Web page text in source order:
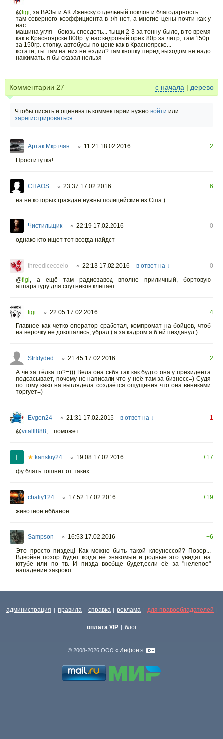
@figi, за ВАЗы и АК Ижевску отдельный поклон и благодарность.
там северного коэффициента в з/п нет, а многие цены почти как у
нас.
машина угля - боюзь спесдеть... тыщи 2-3 за тонну было, в то время
как в Красноярске 800р. у нас кедровый орех 80р за литр, там 150р.
за 150гр. стопку. автобусы по цене как в Красноярске...
кстати, ты там на них не ездил? там кнопку перед выходом не надо
нажимать. я бы сказал нельзя
Комментарии 27 с начала | дерево
Чтобы писать и оценивать комментарии нужно войти или
зарегистрироваться
Артак Мкртчян ○ 11:21 18.02.2016
+2
Проститутка!
CHAOS ○ 23:37 17.02.2016
+6
на не которых граждан нужны полицейские из Сша )
Чистильщик ○ 22:19 17.02.2016
0
однако кто ищет тот всегда найдет
threediceceelo ○ 22:13 17.02.2016 в ответ на ↓
0
@figi, а ещё там радиозавод вполне приличный, бортовую
аппаратуру для спутников клепает
figi ○ 22:05 17.02.2016
+4
Главное как четко оператор сработал, компромат на бойцов, чтоб
на верочку не докопались, убрал ) а за кадром я б ей пизданул )
StrIdyded ○ 21:45 17.02.2016
+2
А чё за тёлка то?=))) Вела она себя так как будто она у президента
подсасывает, почему не написали что у неё там за бизнесс=) Судя
по тому како на выглядела создаётся ощущения что она вениками
торгует=)
Evgen24 ○ 21:31 17.02.2016 в ответ на ↓
-1
@vitalll888, ...поможет.
★ kanskiy24 ○ 19:08 17.02.2016
+17
фу блять тошнит от таких...
chaliy124 ○ 17:52 17.02.2016
+19
животное еббаное..
Sampson ○ 16:53 17.02.2016
+6
Это просто пиздец! Как можно быть такой клоунессой? Позор...
Вдвойне позор будет когда её знакомые и родные это увидят на
ютубе или по тв. И пизда вообще будет,если её за "нелепое"
нападение закроют.
администрация | правила | справка | реклама | для правообладателей |
оплата VIP | блог
© 2008-2026 ООО « Инфон »